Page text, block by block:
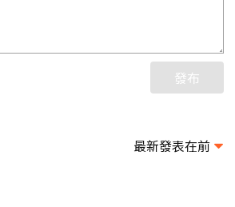
發布
最新發表在前